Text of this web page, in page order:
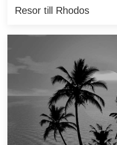
Resor till Rhodos